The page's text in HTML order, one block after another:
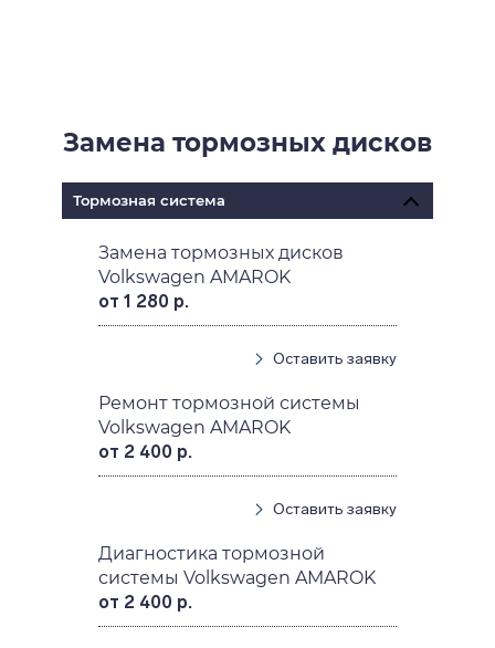
Замена тормозных дисков
Тормозная система
Замена тормозных дисков
Volkswagen AMAROK
от 1 280 р.
Оставить заявку
Ремонт тормозной системы
Volkswagen AMAROK
от 2 400 р.
Оставить заявку
Диагностика тормозной
системы Volkswagen AMAROK
от 2 400 р.